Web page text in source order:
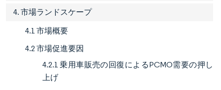
4. 市場ランドスケープ
4.1 市場概要
4.2 市場促進要因
4.2.1 乗用車販売の回復によるPCMO需要の押し
上げ